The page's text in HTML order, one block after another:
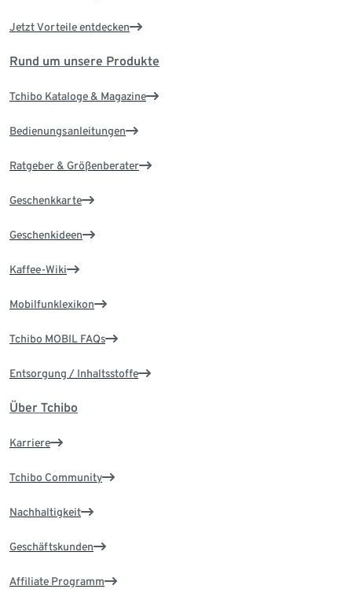
Jetzt Vorteile entdecken
Rund um unsere Produkte
Tchibo Kataloge & Magazine
Bedienungsanleitungen
Ratgeber & Größenberater
Geschenkkarte
Geschenkideen
Kaffee-Wiki
Mobilfunklexikon
Tchibo MOBIL FAQs
Entsorgung / Inhaltsstoffe
Über Tchibo
Karriere
Tchibo Community
Nachhaltigkeit
Geschäftskunden
Affiliate Programm